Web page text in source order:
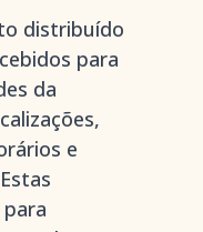
distribuído
para
da
e